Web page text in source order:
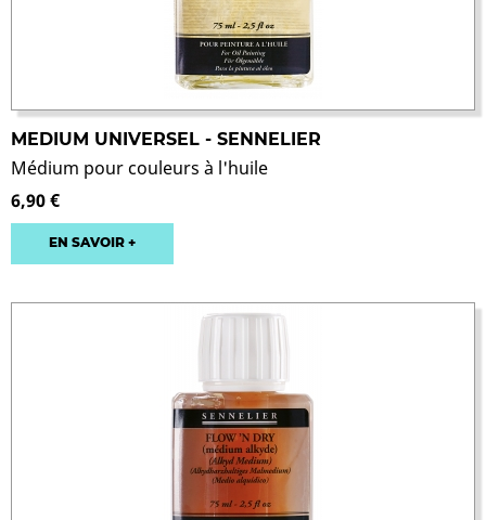
MEDIUM UNIVERSEL - SENNELIER
Médium pour couleurs à l'huile
6,90 €
EN SAVOIR +